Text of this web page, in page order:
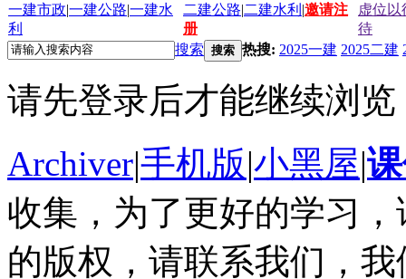
一建市政|一建公路|一建水
利
二建公路|二建水利 |邀请注
册
虚位以
待
搜索 搜索 热搜: 2025一建 2025二建
请先登录后才能继续浏览
Archiver|手机版|小黑屋|
收集，为了更好的学习
的版权，请联系我们，